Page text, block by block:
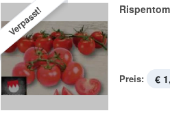
Verpasst!
Preis: €